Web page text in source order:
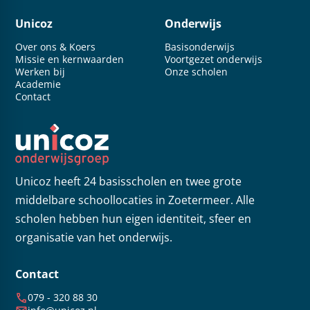
Unicoz heeft 24 basisscholen en twee grote
middelbare schoollocaties in Zoetermeer. Alle
scholen hebben hun eigen identiteit, sfeer en
organisatie van het onderwijs.
Unicoz
Over ons & Koers
Missie en kernwaarden
Werken bij
Academie
Contact
Onderwijs
Basisonderwijs
Voortgezet onderwijs
Onze scholen
Contact
079 - 320 88 30